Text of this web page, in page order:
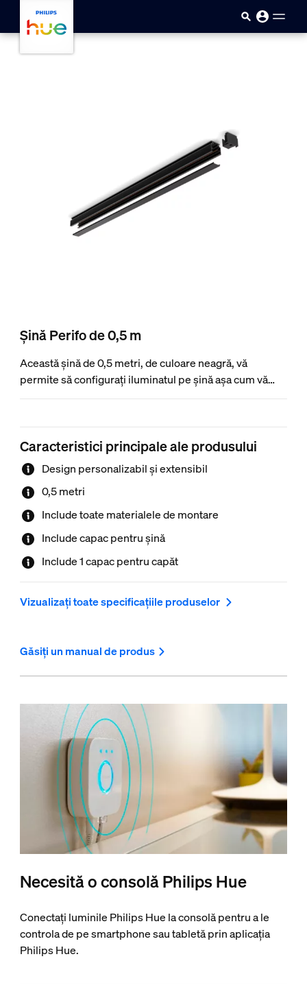
Sari la conținutul principal
Șină Perifo de 0,5 m
Această șină de 0,5 metri, de culoare neagră, vă
permite să configurați iluminatul pe șină așa cum vă
doriți. Fixați luminile Perifo direct în șină. Doar pentru
Caracteristici principale ale produsului
Design personalizabil și extensibil
0,5 metri
Include toate materialele de montare
Include capac pentru șină
Include 1 capac pentru capăt
Vizualizați toate specificațiile produselor
Găsiți un manual de produs
Necesită o consolă Philips Hue
Conectați luminile Philips Hue la consolă pentru a le
controla de pe smartphone sau tabletă prin aplicația
Philips Hue.